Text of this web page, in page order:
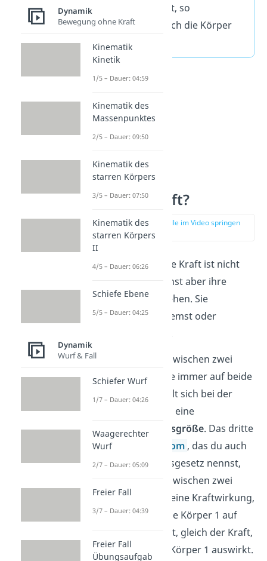
Wirkt eine Kraft, so
beeinflussen sich die Körper
wechselseitig.
Was ist Kraft?
zur Stelle im Video springen
(01:20)
Eine physikalische Kraft ist nicht
sichtbar. Du kannst aber ihre
Auswirkungen sehen. Sie
beschleunigt
, bremst oder
Wirkt eine Kraft zwischen zwei
Körpern, wirkt sie immer auf beide
Körper. Es handelt sich bei der
Kraft nämlich um eine
Wechselwirkungsgröße. Das dritte
Newtonsche Axiom , das du auch
Wechselwirkungsgesetz nennst,
besagt: Besteht zwischen zwei
Körpern 1 und 2 eine Kraftwirkung,
so ist die Kraft, die Körper 1 auf
Körper 2 auswirkt, gleich der Kraft,
die Körper 2 auf Körper 1 auswirkt.
Dynamik
Bewegung ohne Kraft
Kinematik
Kinetik
1/5 – Dauer: 04:59
Kinematik des
Massenpunktes
2/5 – Dauer: 09:50
Kinematik des
starren Körpers
3/5 – Dauer: 07:50
Kinematik des
starren Körpers
II
4/5 – Dauer: 06:26
Schiefe Ebene
5/5 – Dauer: 04:25
Dynamik
Wurf & Fall
Schiefer Wurf
1/7 – Dauer: 04:26
Waagerechter
Wurf
2/7 – Dauer: 05:09
Freier Fall
3/7 – Dauer: 04:39
Freier Fall
Übungsaufgab